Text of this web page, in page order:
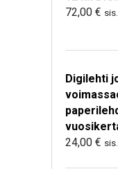
72,00 €
Digilehti
24,00 €